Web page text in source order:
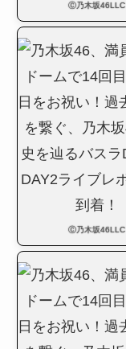
Ⓒ乃木坂46LLC
Ⓒ乃木坂46LLC